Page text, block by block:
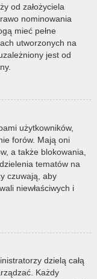
od założyciela
nominowania
mieć pełne
utworzonych na
jest od
użytkowników,
forów. Mają oni
a także blokowania,
tematów na
czuwają, aby
niewłaściwych i
dzielą całą
Każdy